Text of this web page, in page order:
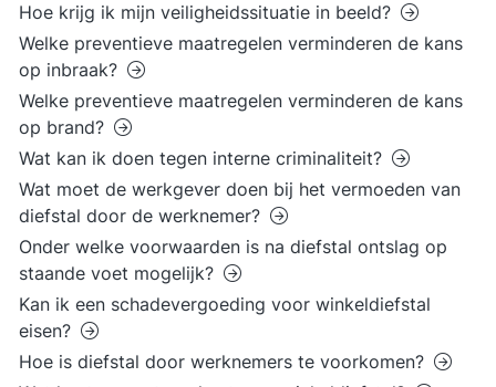
Hoe krijg ik mijn veiligheidssituatie in beeld?
Welke preventieve maatregelen verminderen de kans
op inbraak?
Welke preventieve maatregelen verminderen de kans
op brand?
Wat kan ik doen tegen interne criminaliteit?
Wat moet de werkgever doen bij het vermoeden van
diefstal door de werknemer?
Onder welke voorwaarden is na diefstal ontslag op
staande voet mogelijk?
Kan ik een schadevergoeding voor winkeldiefstal
eisen?
Hoe is diefstal door werknemers te voorkomen?